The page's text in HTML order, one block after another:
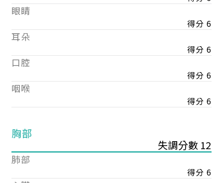
眼睛
得分 6
耳朵
得分 6
口腔
得分 6
咽喉
得分 6
胸部
失調分數 12
肺部
得分 6